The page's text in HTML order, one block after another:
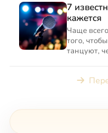
7
кажется
Чаще
того,
танцуют,